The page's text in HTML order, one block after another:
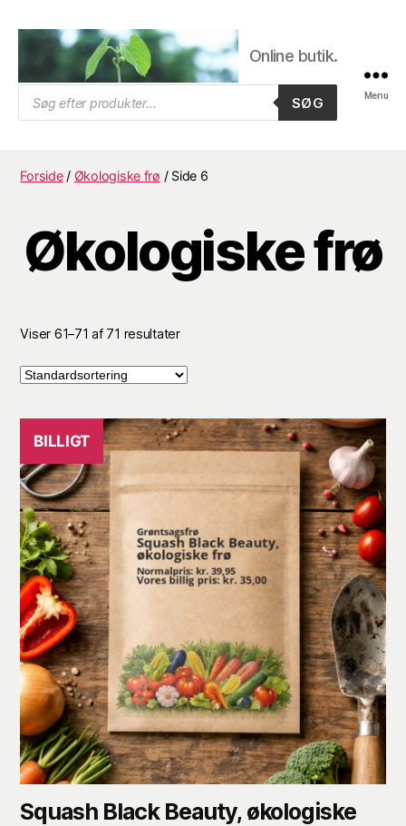
Trifolium
Frø,
Online butik.
search
SØG Menu
Forside/ Økologiske frø / Side 6
Økologiske frø
Viser 61–71 af 71 resultater
BILLIGT
Squash Black Beauty, økologiske